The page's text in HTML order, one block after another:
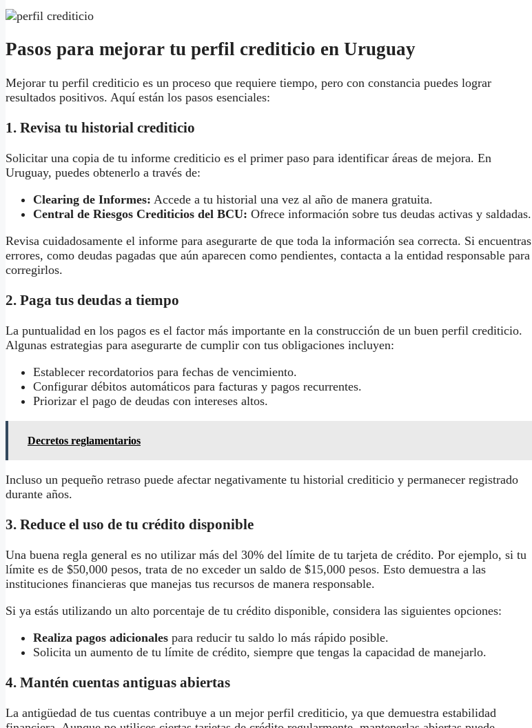
Pasos para mejorar tu perfil crediticio en Uruguay
Mejorar tu perfil crediticio es un proceso que requiere tiempo, pero con constancia puedes lograr
resultados positivos. Aquí están los pasos esenciales:
1. Revisa tu historial crediticio
Solicitar una copia de tu informe crediticio es el primer paso para identificar áreas de mejora. En
Uruguay, puedes obtenerlo a través de:
Clearing de Informes: Accede a tu historial una vez al año de manera gratuita.
Central de Riesgos Crediticios del BCU: Ofrece información sobre tus deudas activas y saldadas.
Revisa cuidadosamente el informe para asegurarte de que toda la información sea correcta. Si encuentras
errores, como deudas pagadas que aún aparecen como pendientes, contacta a la entidad responsable para
corregirlos.
2. Paga tus deudas a tiempo
La puntualidad en los pagos es el factor más importante en la construcción de un buen perfil crediticio.
Algunas estrategias para asegurarte de cumplir con tus obligaciones incluyen:
Establecer recordatorios para fechas de vencimiento.
Configurar débitos automáticos para facturas y pagos recurrentes.
Priorizar el pago de deudas con intereses altos.
Decretos reglamentarios
Incluso un pequeño retraso puede afectar negativamente tu historial crediticio y permanecer registrado
durante años.
3. Reduce el uso de tu crédito disponible
Una buena regla general es no utilizar más del 30% del límite de tu tarjeta de crédito. Por ejemplo, si tu
límite es de $50,000 pesos, trata de no exceder un saldo de $15,000 pesos. Esto demuestra a las
instituciones financieras que manejas tus recursos de manera responsable.
Si ya estás utilizando un alto porcentaje de tu crédito disponible, considera las siguientes opciones:
Realiza pagos adicionales para reducir tu saldo lo más rápido posible.
Solicita un aumento de tu límite de crédito, siempre que tengas la capacidad de manejarlo.
4. Mantén cuentas antiguas abiertas
La antigüedad de tus cuentas contribuye a un mejor perfil crediticio, ya que demuestra estabilidad